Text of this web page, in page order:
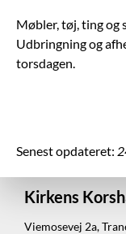
Møbler, tøj, ting og
Udbringning og
torsdagen.
Senest opdateret:
Kirkens
Viemosevej 2a,